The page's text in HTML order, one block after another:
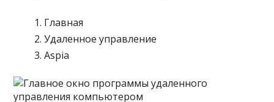
Главная
Удаленное управление
Aspia